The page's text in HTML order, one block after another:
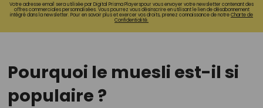
Votre adresse email sera utilisée par Digital Prisma Playerspour vous envoyer votre newsletter contenant des
offres commerciales personnalisées. Vous pourrez vous désinscrire en utilisant le lien de désabonnement
intégré dans la newsletter. Pour en savoir plus et exercer vos droits, prenez connaissance de notreCharte de
Confidentialité.
Pourquoi le muesli est-il si
populaire ?